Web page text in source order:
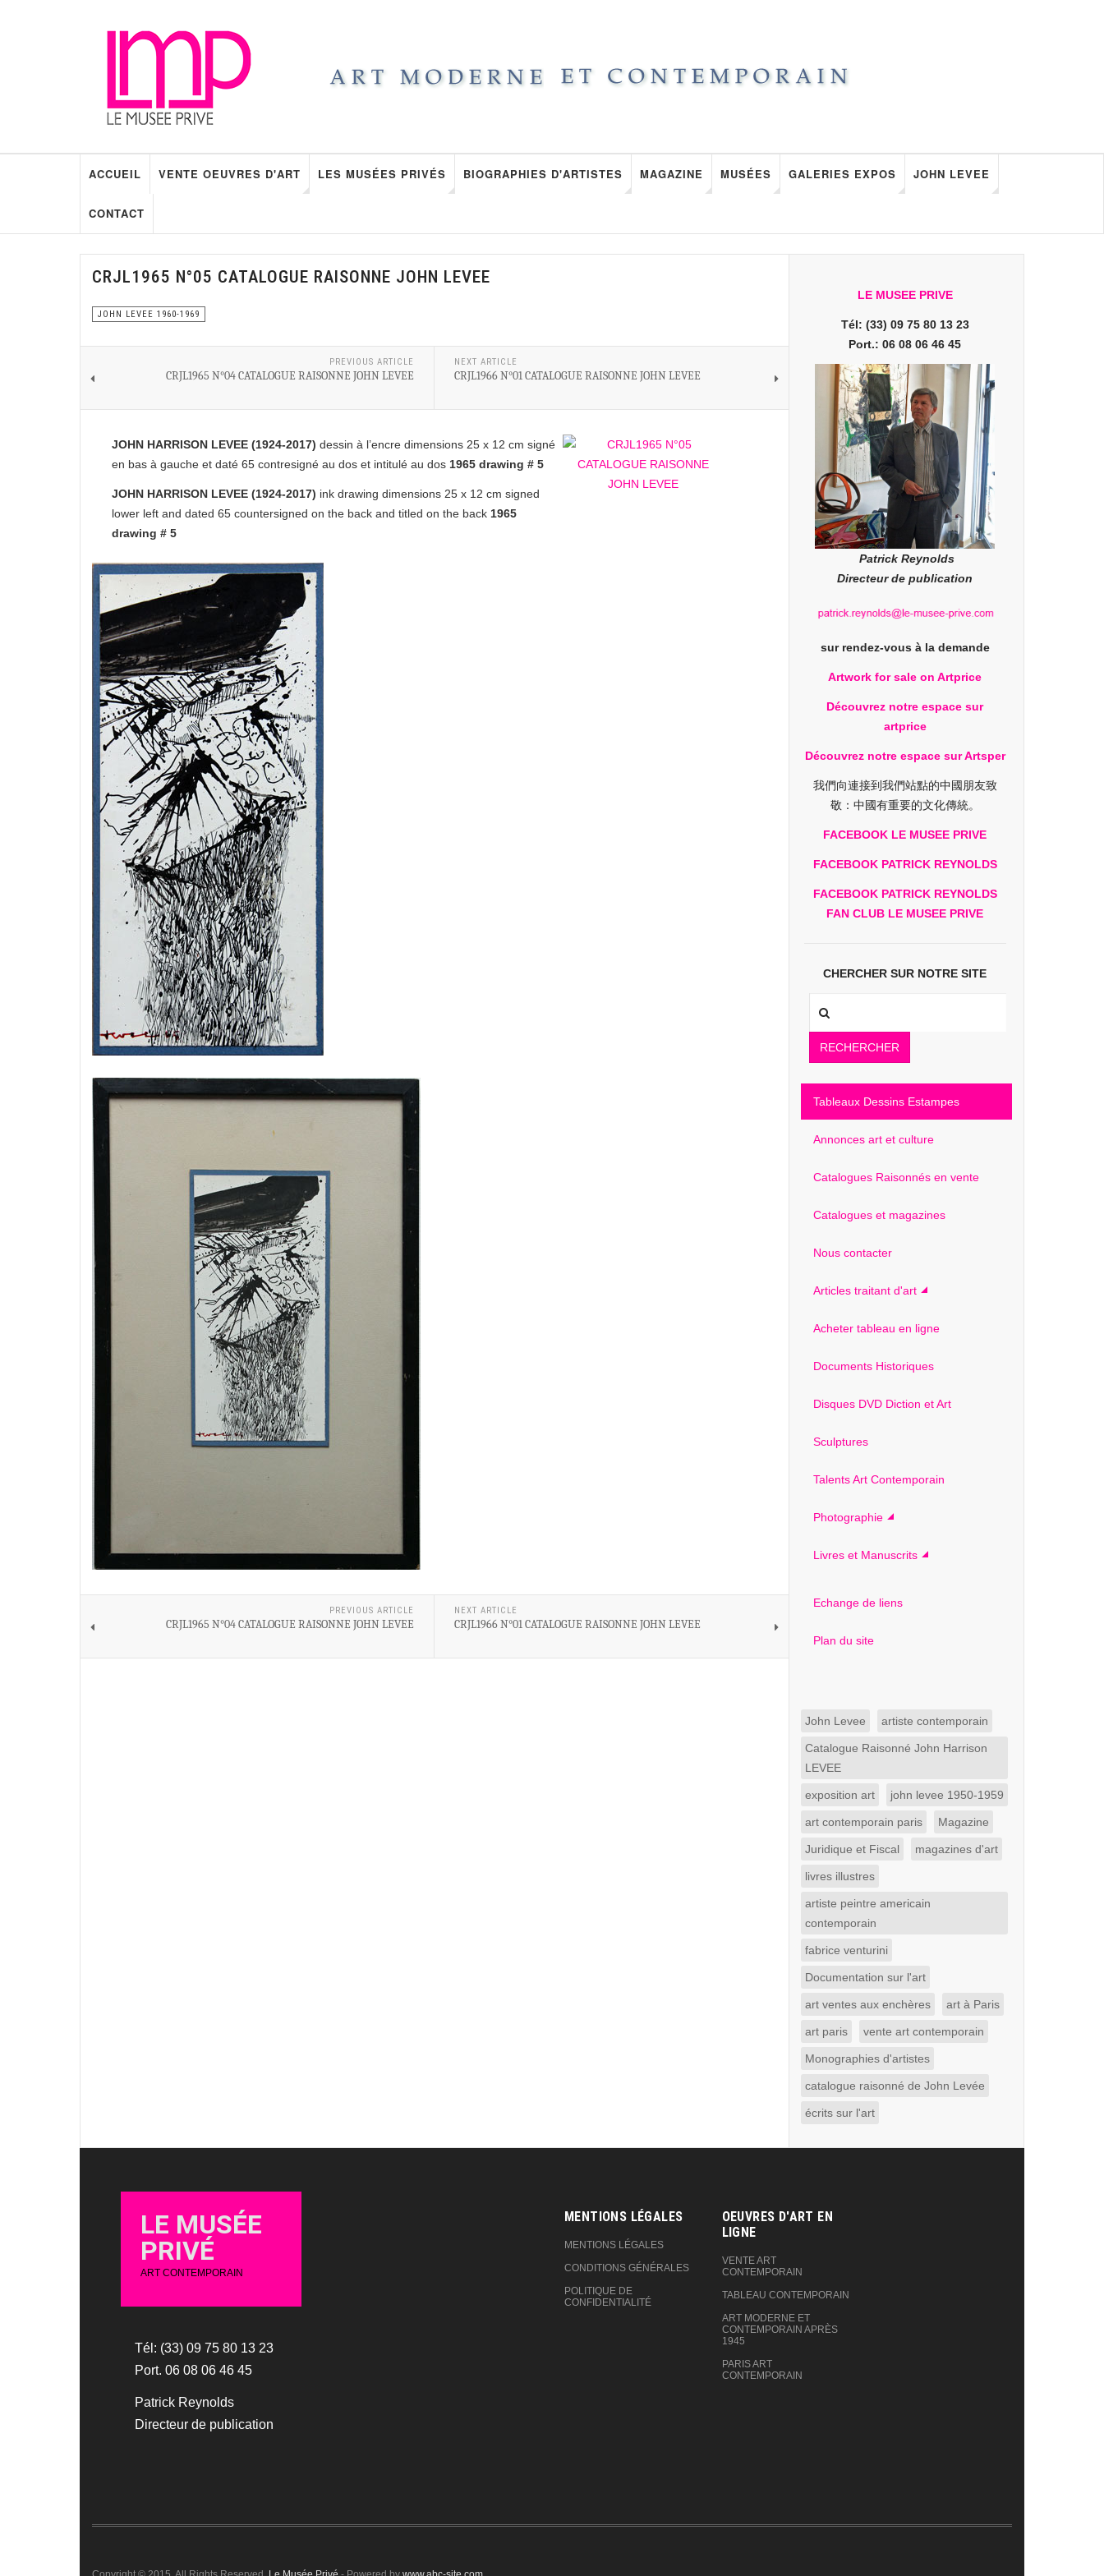
ACCUEIL VENTE OEUVRES D'ART LES MUSÉES PRIVÉS BIOGRAPHIES D'ARTISTES MAGAZINE MUSÉES GALERIES EXPOS JOHN LEVEE
CONTACT
CRJL1965 N°05 CATALOGUE RAISONNE JOHN LEVEE
JOHN LEVEE 1960-1969
PREVIOUS ARTICLE
CRJL1965 N°04 CATALOGUE RAISONNE JOHN LEVEE
NEXT ARTICLE
CRJL1966 N°01 CATALOGUE RAISONNE JOHN LEVEE
JOHN HARRISON LEVEE (1924-2017) dessin à l’encre dimensions 25 x 12 cm signé
en bas à gauche et daté 65 contresigné au dos et intitulé au dos 1965 drawing # 5
JOHN HARRISON LEVEE (1924-2017) ink drawing dimensions 25 x 12 cm signed
lower left and dated 65 countersigned on the back and titled on the back 1965
drawing # 5
PREVIOUS ARTICLE
CRJL1965 N°04 CATALOGUE RAISONNE JOHN LEVEE
NEXT ARTICLE
CRJL1966 N°01 CATALOGUE RAISONNE JOHN LEVEE
LE MUSEE PRIVE
Tél: (33) 09 75 80 13 23
Port.: 06 08 06 46 45
Patrick Reynolds
Directeur de publication
sur rendez-vous à la demande
Artwork for sale on Artprice
Découvrez notre espace sur
artprice
Découvrez notre espace sur Artsper
我們向連接到我們站點的中國朋友致
敬：中國有重要的文化傳統。
FACEBOOK LE MUSEE PRIVE
FACEBOOK PATRICK REYNOLDS
FACEBOOK PATRICK REYNOLDS
FAN CLUB LE MUSEE PRIVE
CHERCHER SUR NOTRE SITE
RECHERCHER
Tableaux Dessins Estampes
Annonces art et culture
Catalogues Raisonnés en vente
Catalogues et magazines
Nous contacter
Articles traitant d'art
Acheter tableau en ligne
Documents Historiques
Disques DVD Diction et Art
Sculptures
Talents Art Contemporain
Photographie
Livres et Manuscrits
Echange de liens
Plan du site
John Levee artiste contemporain
Catalogue Raisonné John Harrison
LEVEE
exposition art john levee 1950-1959
art contemporain paris Magazine
Juridique et Fiscal magazines d'art
livres illustres
artiste peintre americain
contemporain
fabrice venturini
Documentation sur l'art
art ventes aux enchères art à Paris
art paris vente art contemporain
Monographies d'artistes
catalogue raisonné de John Levée
écrits sur l'art
LE MUSÉE
PRIVÉ
ART CONTEMPORAIN
Tél: (33) 09 75 80 13 23
Port. 06 08 06 46 45
Patrick Reynolds
Directeur de publication
MENTIONS LÉGALES
MENTIONS LÉGALES
CONDITIONS GÉNÉRALES
POLITIQUE DE
CONFIDENTIALITÉ
OEUVRES D'ART EN
LIGNE‎
VENTE ART
CONTEMPORAIN
TABLEAU CONTEMPORAIN
ART MODERNE ET
CONTEMPORAIN APRÈS
1945
PARIS ART
CONTEMPORAIN